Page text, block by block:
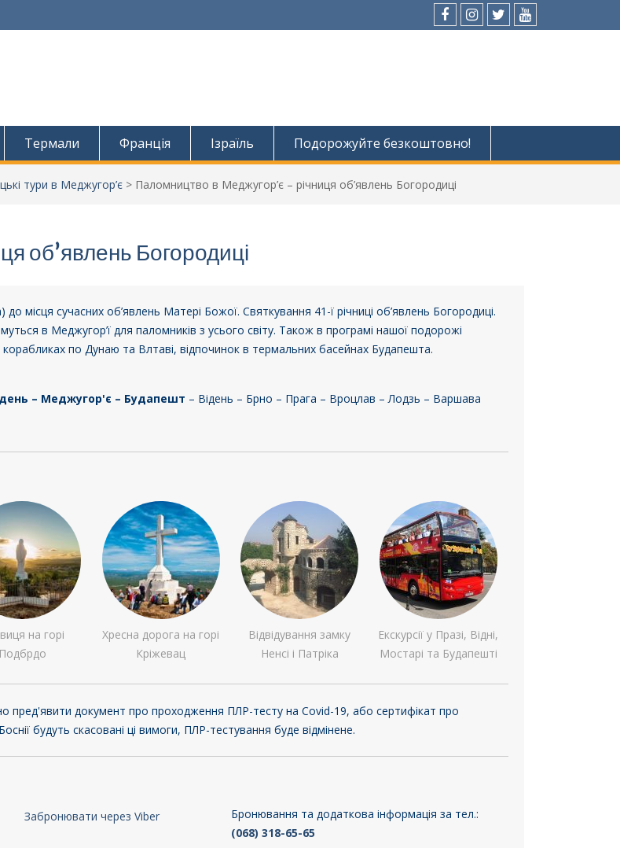
FacebookInstagram
TwitterYoutube
Термали Франція Ізраїль Подорожуйте безкоштовно!
тури в Меджугор’є > Паломництво в Меджугор’є – річниця об’явлень Богородиці
об’явлень Богородиці
до місця сучасних об’явлень Матері Божої. Святкування 41-ї річниці об’явлень Богородиці.
в Меджугор’ї для паломників з усього світу. Також в програмі нашої подорожі
корабликах по Дунаю та Влтаві, відпочинок в термальних басейнах Будапешта.
– Меджугор'є – Будапешт – Відень – Брно – Прага – Вроцлав – Лодзь – Варшава
на горі
Подбрдо
Хресна дорога на горі
Кріжевац
Відвідування замку
Ненсі і Патріка
Екскурсії у Празі, Відні,
Мостарі та Будапешті
пред'явити документ про проходження ПЛР-тесту на Covid-19, або сертифікат про
будуть скасовані ці вимоги, ПЛР-тестування буде відмінене.
Забронювати через Viber
Бронювання та додаткова інформація за тел.:
(068) 318-65-65